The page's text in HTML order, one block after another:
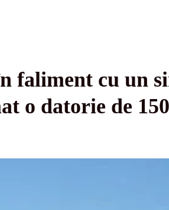
faliment cu un
o datorie de